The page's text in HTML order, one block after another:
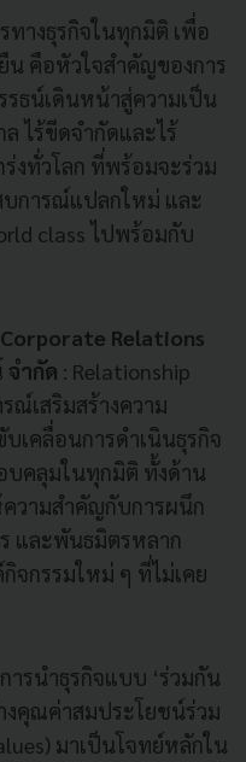
างธุรกิจในทุกมิติ เพื่อ
น คือหัวใจสำคัญของการ
ธน์เดินหน้าสู่ความเป็น
ไร้ขีดจำกัดและไร้
งทั่วโลก ที่พร้อมจะร่วม
การณ์แปลกใหม่ และ
class ไปพร้อมกับ
Relations
จำกัด : Relationship
ณ์เสริมสร้างความ
คลื่อนการดำเนินธุรกิจ
บคลุมในทุกมิติ ทั้งด้าน
วามสำคัญกับการผนึก
และพันธมิตรหลาก
จกรรมใหม่ ๆ ที่ไม่เคย
รนำธุรกิจแบบ ‘ร่วมกัน
งคุณค่าสมประโยชน์ร่วม
มาเป็นโจทย์หลักใน